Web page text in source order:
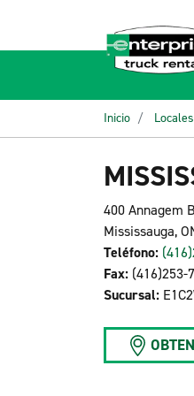
Inicio Locales
400 Annagem
Mississauga,
Teléfono:
Fax: (416)253-
Sucursal: